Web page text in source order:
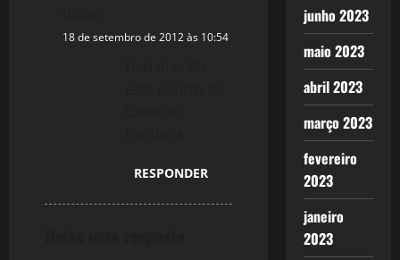
18 de setembro de 2012 às 10:54
RESPONDER
junho 2023
maio 2023
abril 2023
março 2023
fevereiro
2023
janeiro
2023